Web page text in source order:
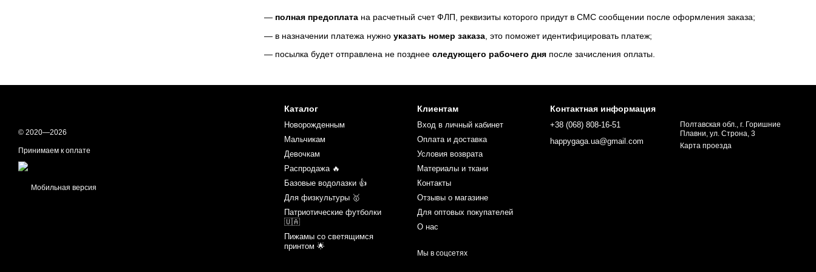
— полная предоплата на расчетный счет ФЛП, реквизиты которого придут в СМС сообщении после оформления заказа;
— в назначении платежа нужноуказать номер заказа , это поможет идентифицировать платеж;
— посылка будет отправлена не позднееследующего рабочего дня после зачисления оплаты.
© 2020—2026
Принимаем к оплате
Мобильная версия
Каталог
Новорожденным
Мальчикам
Девочкам
Распродажа 🔥
Базовые водолазки 👍
Для физкультуры 🥇
Патриотические футболки
🇺🇦
Пижамы со светящимся
принтом 🌟
Клиентам
Вход в личный кабинет
Оплата и доставка
Условия возврата
Материалы и ткани
Контакты
Отзывы о магазине
Для оптовых покупателей
О нас
Мы в соцсетях
Контактная информация
+38 (068) 808-16-51
happygaga.ua@gmail.com
Полтавская обл., г. Горишние
Плавни, ул. Строна, 3
Карта проезда